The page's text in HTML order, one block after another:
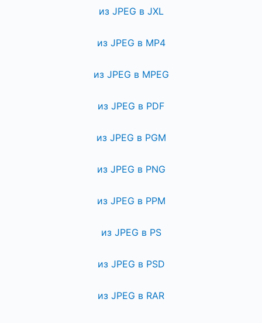
из JPEG в JXL
из JPEG в MP4
из JPEG в MPEG
из JPEG в PDF
из JPEG в PGM
из JPEG в PNG
из JPEG в PPM
из JPEG в PS
из JPEG в PSD
из JPEG в RAR